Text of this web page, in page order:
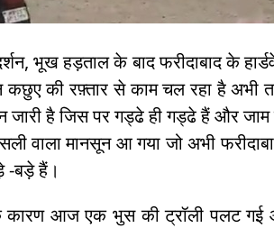
भूख हड़ताल के बाद फरीदाबाद के
कछुए की रफ़्तार से काम चल रहा है अभी
है जिस पर गड्ढे ही गड्ढे हैं और जाम
वाला मानसून आ गया जो अभी
-बड़े हैं।
आज एक भुस की ट्रॉली पलट गई